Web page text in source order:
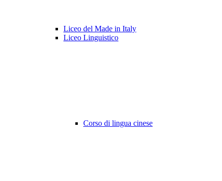
Liceo del Made in Italy
Liceo Linguistico
Corso di lingua cinese